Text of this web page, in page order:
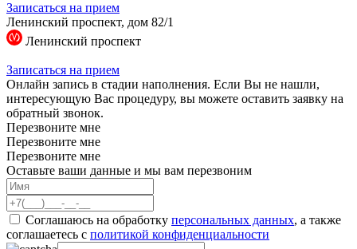
Записаться на прием
Ленинский проспект, дом 82/1
Ленинский проспект
Записаться на прием
Онлайн запись в стадии наполнения. Если Вы не нашли,
интересующую Вас процедуру, вы можете оставить заявку на
обратный звонок.
Перезвоните мне
Перезвоните мне
Перезвоните мне
Оставьте ваши данные и мы вам перезвоним
Соглашаюсь на обработку персональных данных, а также
соглашаетесь c политикой конфиденциальности